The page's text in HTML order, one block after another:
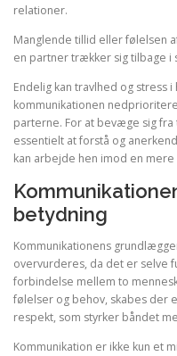
relationer.
Manglende tillid eller følelsen
en partner trækker sig tilbage i
Endelig kan travlhed og stress
kommunikationen
parterne. For at bevæge sig
essentielt at forstå og
kan arbejde hen imod en
betydning
Kommunikationens
overvurderes, da det er selve
forbindelse mellem to
følelser og behov, skabes der
respekt, som styrker båndet
Kommunikation er ikke kun et